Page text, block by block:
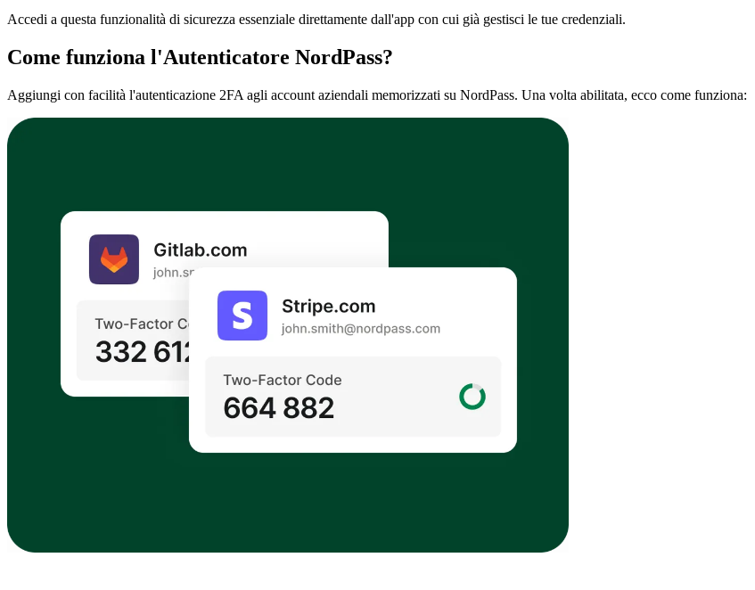
Accedi a questa funzionalità di sicurezza essenziale direttamente dall'app con cui già gestisci le tue credenziali.
Come funziona l'Autenticatore NordPass?
Aggiungi con facilità l'autenticazione 2FA agli account aziendali memorizzati su NordPass. Una volta abilitata, ecco come funziona: